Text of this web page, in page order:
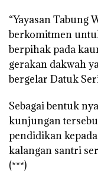
“Yayasan Tabung
berkomitmen
berpihak pada
gerakan dakwah
bergelar Datuk
Sebagai bentuk
kunjungan
pendidikan
kalangan santri
(***)